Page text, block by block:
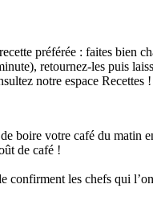
préférée : faites bien
retournez-les puis
notre espace Recettes !
boire votre café du
de café !
confirment les chefs qui